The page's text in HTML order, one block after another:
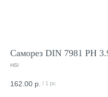
Саморез DIN 7981 PH
HSI
162.00 р. / 1 pc